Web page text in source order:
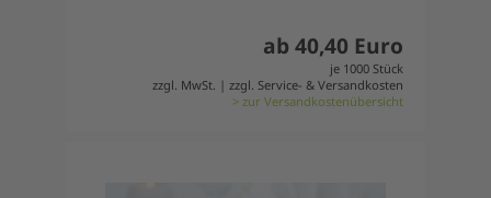
ab 40,40 Euro
je 1000 Stück
zzgl. MwSt. | zzgl. Service- & Versandkosten
> zur Versandkostenübersicht